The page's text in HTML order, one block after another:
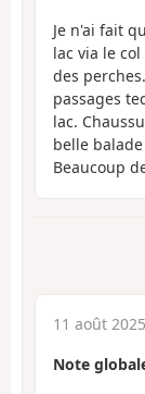
Je n'ai fait
lac via le
des
passages
lac.
belle
Beaucoup
11 août
Note